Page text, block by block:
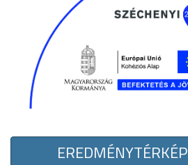
EREDMÉNYTÉRKÉP